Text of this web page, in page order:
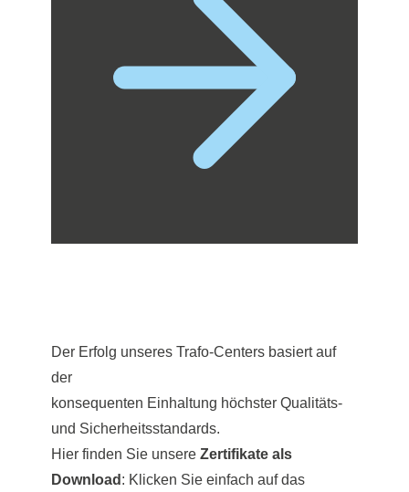
Der Erfolg unseres Trafo-Centers basiert auf
der
konsequenten Einhaltung höchster Qualitäts-
und Sicherheitsstandards.
Hier finden Sie unsere Zertifikate als
Download: Klicken Sie einfach auf das